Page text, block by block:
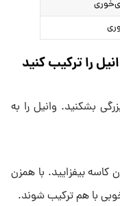
را ترکیب کنید
بشکنید. وانیل را به
کاسه بیفزایید. با همزن